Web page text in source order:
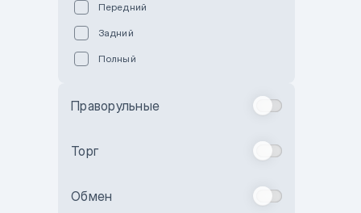
Бежевый
Передний
Задний
Полный
Праворульные
Торг
Обмен